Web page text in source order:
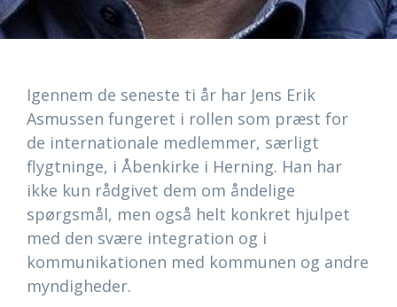
Igennem de seneste ti år har Jens Erik
Asmussen fungeret i rollen som præst for
de internationale medlemmer, særligt
flygtninge, i Åbenkirke i Herning. Han har
ikke kun rådgivet dem om åndelige
spørgsmål, men også helt konkret hjulpet
med den svære integration og i
kommunikationen med kommunen og andre
myndigheder.